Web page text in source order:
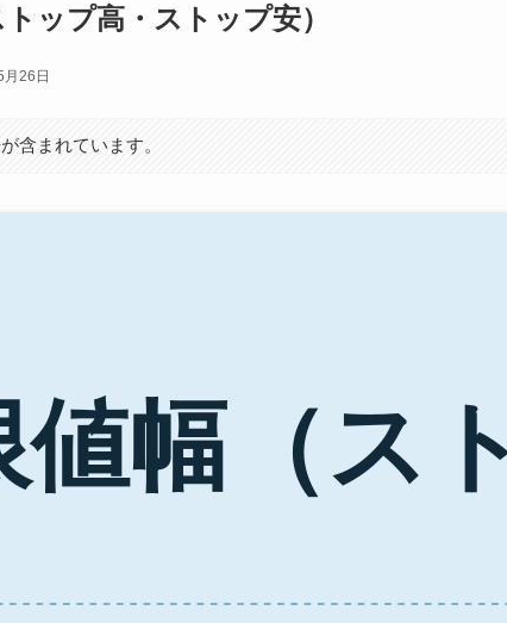
ップ高・ストップ安）
26日
含まれています。